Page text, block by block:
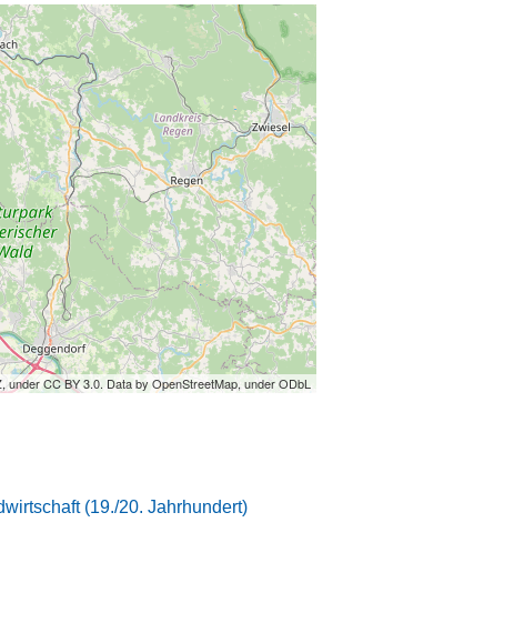
under CC BY 3.0. Data by OpenStreetMap, under ODbL
(19./20. Jahrhundert)